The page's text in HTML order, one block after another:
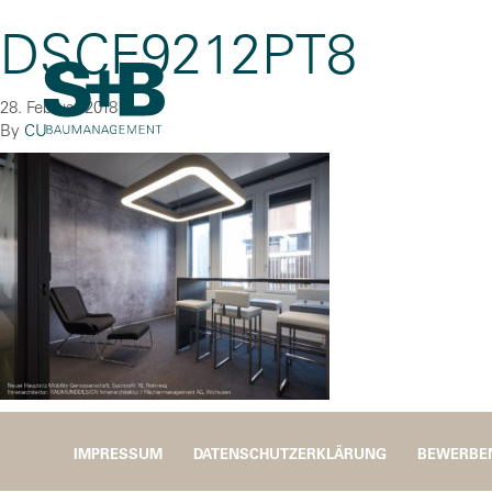
DSCF9212PT8
28. Februar 2018
By CU
IMPRESSUM DATENSCHUTZERKLÄRUNG